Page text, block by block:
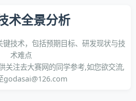
术全景分析
技术，包括预期目标、研发现状与技
术难点
关注去大赛网的同学参考,如您欲交流,
godasai@126.com